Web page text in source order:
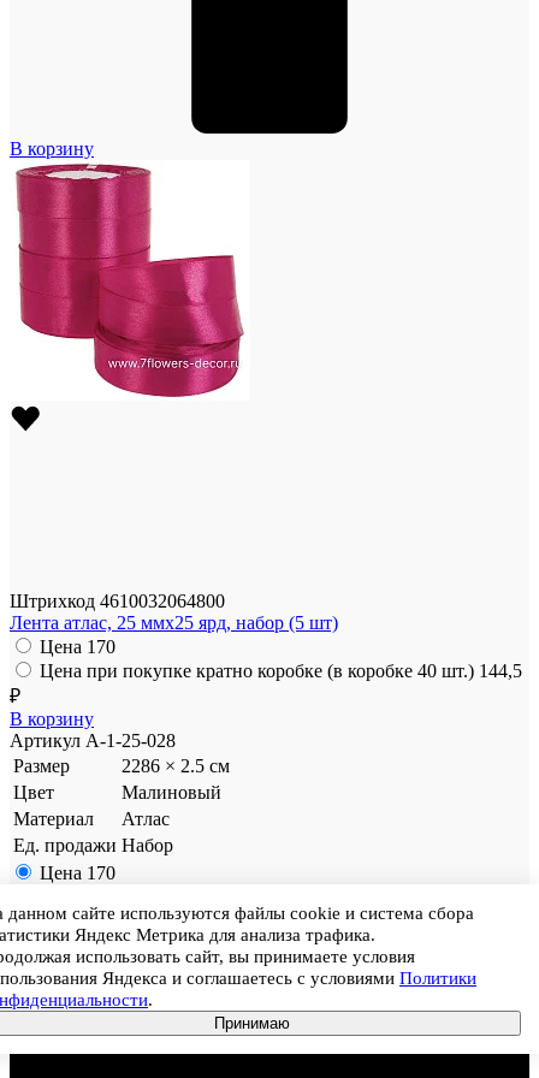
В корзину
Штрихкод 4610032064800
Лента атлас, 25 ммx25 ярд, набор (5 шт)
Цена 170
Цена при покупке кратно коробке (в коробке 40 шт.) 144,5
₽
В корзину
Артикул A-1-25-028
Размер
2286 × 2.5 см
Цвет
Малиновый
Материал
Атлас
Ед. продажи Набор
Цена 170
₽
данном сайте используются файлы cookie и система сбора
Яндекс Метрика для анализа трафика.
использовать сайт, вы принимаете условия
Яндекса и соглашаетесь с условиями Политики
.
Принимаю